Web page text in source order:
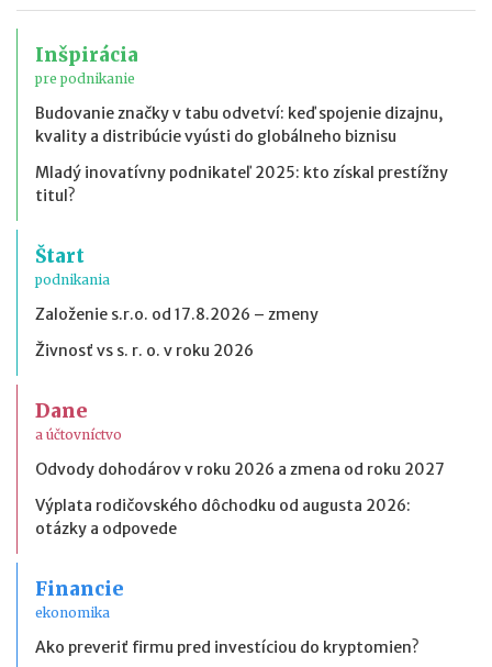
Inšpirácia
pre podnikanie
Budovanie značky v tabu odvetví: keď spojenie dizajnu,
kvality a distribúcie vyústi do globálneho biznisu
Mladý inovatívny podnikateľ 2025: kto získal prestížny
titul?
Štart
podnikania
Založenie s.r.o. od 17.8.2026 – zmeny
Živnosť vs s. r. o. v roku 2026
Dane
a účtovníctvo
Odvody dohodárov v roku 2026 a zmena od roku 2027
Výplata rodičovského dôchodku od augusta 2026:
otázky a odpovede
Financie
ekonomika
Ako preveriť firmu pred investíciou do kryptomien?